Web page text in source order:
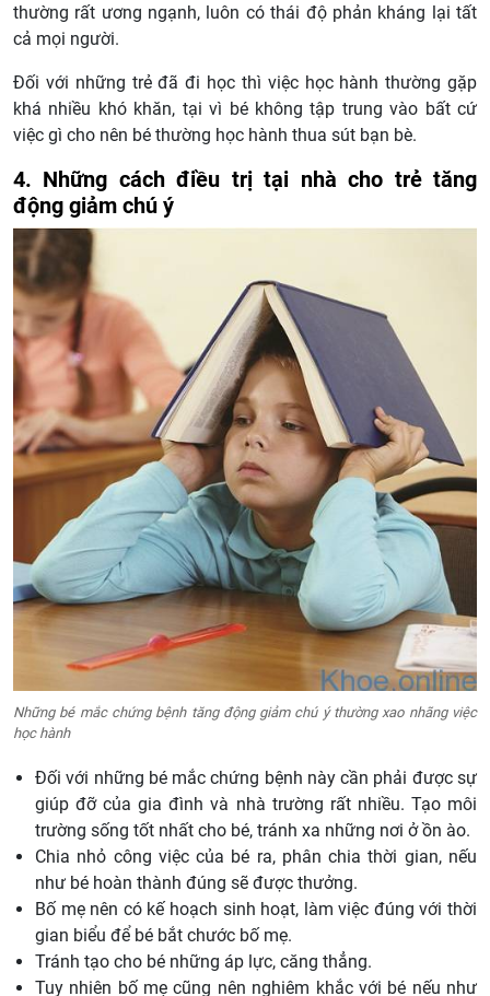
thường rất ương ngạnh, luôn có thái độ phản kháng lại tất
cả mọi người.
Đối với những trẻ đã đi học thì việc học hành thường gặp
khá nhiều khó khăn, tại vì bé không tập trung vào bất cứ
việc gì cho nên bé thường học hành thua sút bạn bè.
4. Những cách điều trị tại nhà cho trẻ tăng
động giảm chú ý
Những bé mắc chứng bệnh tăng động giảm chú ý thường xao nhãng việc
học hành
Đối với những bé mắc chứng bệnh này cần phải được sự
giúp đỡ của gia đình và nhà trường rất nhiều. Tạo môi
trường sống tốt nhất cho bé, tránh xa những nơi ở ồn ào.
Chia nhỏ công việc của bé ra, phân chia thời gian, nếu
như bé hoàn thành đúng sẽ được thưởng.
Bố mẹ nên có kế hoạch sinh hoạt, làm việc đúng với thời
gian biểu để bé bắt chước bố mẹ.
Tránh tạo cho bé những áp lực, căng thẳng.
Tuy nhiên bố mẹ cũng nên nghiêm khắc với bé nếu như